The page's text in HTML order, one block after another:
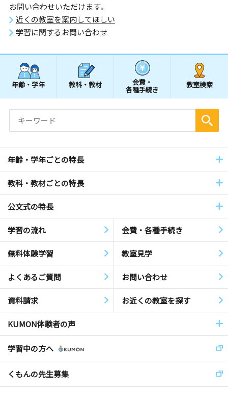
お問い合わせいただけます。
近くの教室を案内してほしい
学習に関するお問い合わせ
年齢・学年 教科・教材 会費・
各種手続き
教室検索
年齢・学年ごとの特長
教科・教材ごとの特長
公文式の特長
学習の流れ 会費・各種手続き
無料体験学習 教室見学
よくあるご質問 お問い合わせ
資料請求 お近くの教室を探す
KUMON体験者の声
学習中の方へ
くもんの先生募集